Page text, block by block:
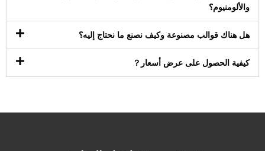
والألومنيوم؟
هل هناك قوالب مصنوعة وكيف نصنع ما نحتاج إليه؟
كيفية الحصول على عرض أسعار？